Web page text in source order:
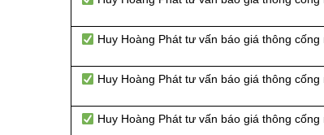
Huy Hoàng Phát tư vấn báo giá thông
Huy Hoàng Phát tư vấn báo giá thông
Huy Hoàng Phát tư vấn báo giá thông